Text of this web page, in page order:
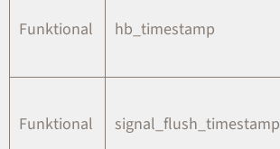
Funktional hb_timestamp
Funktional signal_flush_timestamp